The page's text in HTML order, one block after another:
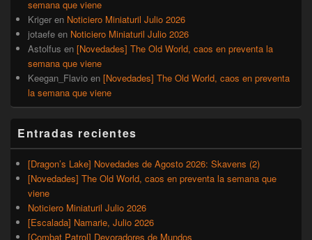
semana que viene
Kriger en Noticiero Miniaturil Julio 2026
jotaefe en Noticiero Miniaturil Julio 2026
Astolfus en [Novedades] The Old World, caos en preventa la
semana que viene
Keegan_Flavio en [Novedades] The Old World, caos en preventa
la semana que viene
Entradas recientes
[Dragon’s Lake] Novedades de Agosto 2026: Skavens (2)
[Novedades] The Old World, caos en preventa la semana que
viene
Noticiero Miniaturil Julio 2026
[Escalada] Namarie, Julio 2026
[Combat Patrol] Devoradores de Mundos